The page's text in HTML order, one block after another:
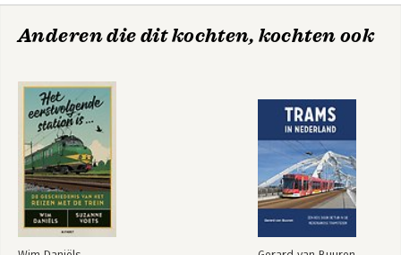
Anderen die dit kochten, kochten ook